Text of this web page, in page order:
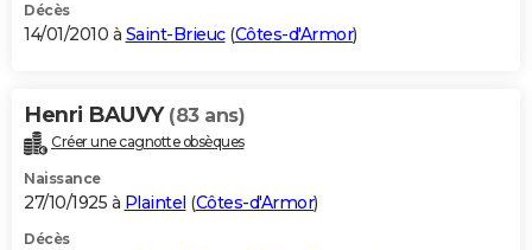
Décès
14/01/2010 à Saint-Brieuc(Côtes-d'Armor)
Henri BAUVY (83 ans)
Créer une cagnotte obsèques
Naissance
27/10/1925 à Plaintel (Côtes-d'Armor)
Décès